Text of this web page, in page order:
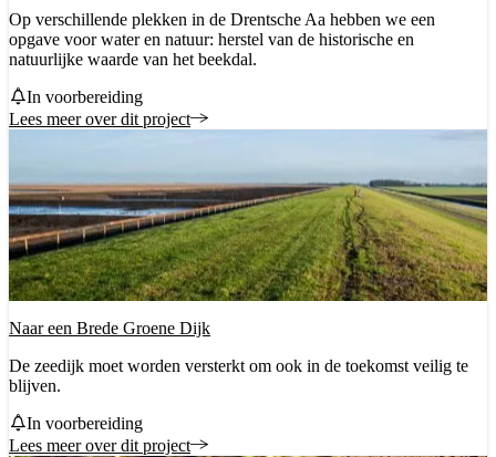
Op verschillende plekken in de Drentsche Aa hebben we een
opgave voor water en natuur: herstel van de historische en
natuurlijke waarde van het beekdal.
Status
In voorbereiding
Lees meer over dit project
Naar een Brede Groene Dijk
De zeedijk moet worden versterkt om ook in de toekomst veilig te
blijven.
Status
In voorbereiding
Lees meer over dit project